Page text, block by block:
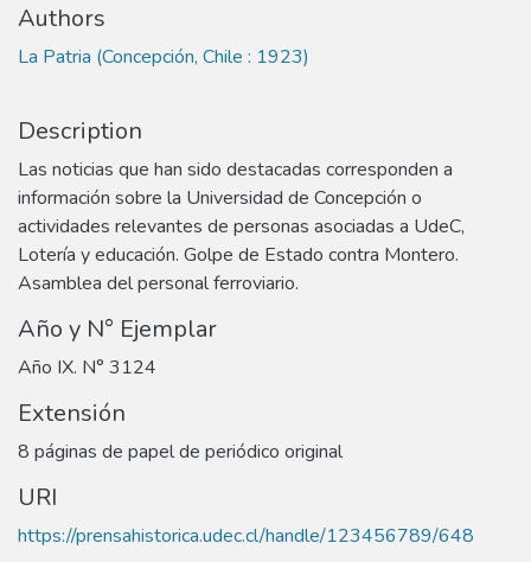
Authors
La Patria (Concepción, Chile : 1923)
Description
Las noticias que han sido destacadas corresponden a
información sobre la Universidad de Concepción o
actividades relevantes de personas asociadas a UdeC,
Lotería y educación. Golpe de Estado contra Montero.
Asamblea del personal ferroviario.
Año y N° Ejemplar
Año IX. N° 3124
Extensión
8 páginas de papel de periódico original
URI
https://prensahistorica.udec.cl/handle/123456789/648